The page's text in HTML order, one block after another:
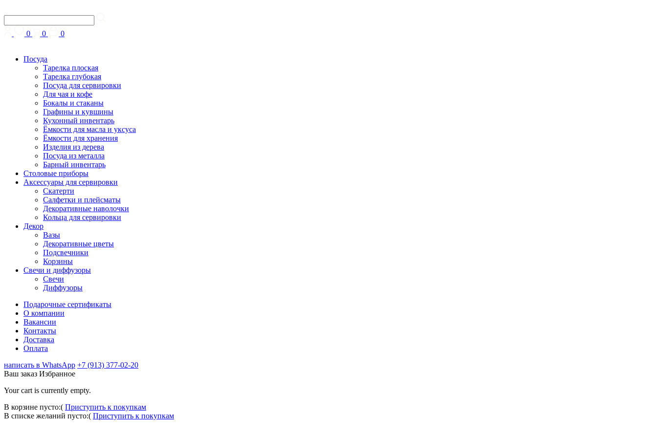
0 0 0
Посуда
Тарелка плоская
Тарелка глубокая
Посуда для сервировки
Для чая и кофе
Бокалы и стаканы
Графины и кувшины
Кухонный инвентарь
Ёмкости для масла и уксуса
Ёмкости для хранения
Изделия из дерева
Посуда из металла
Барный инвентарь
Столовые приборы
Аксессуары для сервировки
Скатерти
Cалфетки и плейсматы
Декоративные наволочки
Кольца для сервировки
Декор
Вазы
Декоративные цветы
Подсвечники
Корзины
Свечи и диффузоры
Свечи
Диффузоры
Подарочные сертификаты
О компании
Вакансии
Контакты
Доставка
Оплата
написать в WhatsApp +7 (913) 377-02-20
Ваш заказ Избранное
Your cart is currently empty.
В корзине пусто:( Приступить к покупкам
В списке желаний пусто:( Приступить к покупкам